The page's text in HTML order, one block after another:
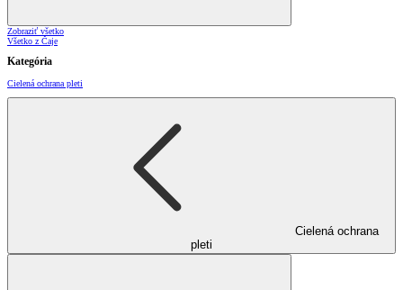
Zobraziť všetko
Všetko z Čaje
Kategória
Cielená ochrana pleti
Cielená ochrana
pleti